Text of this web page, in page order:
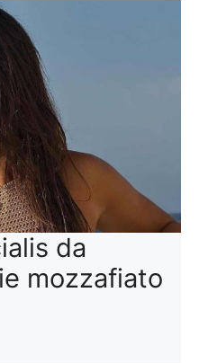
da
mozzafiato